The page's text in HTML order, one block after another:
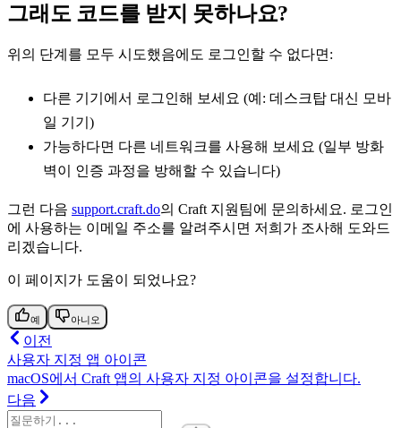
그래도 코드를 받지 못하나요?
위의 단계를 모두 시도했음에도 로그인할 수 없다면:
다른 기기에서 로그인해 보세요 (예: 데스크탑 대신 모바
일 기기)
가능하다면 다른 네트워크를 사용해 보세요 (일부 방화
벽이 인증 과정을 방해할 수 있습니다)
그런 다음 support.craft.do의 Craft 지원팀에 문의하세요. 로그인
에 사용하는 이메일 주소를 알려주시면 저희가 조사해 도와드
리겠습니다.
이 페이지가 도움이 되었나요?
예 아니오
이전
사용자 지정 앱 아이콘
macOS에서 Craft 앱의 사용자 지정 아이콘을 설정합니다.
다음